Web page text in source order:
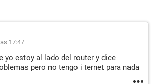
17:47
yo estoy al lado del router y dice
pero no tengo i ternet para nada